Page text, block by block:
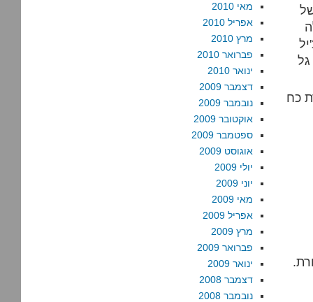
כח
מאי 2010
אפריל 2010
מרץ 2010
פברואר 2010
ינואר 2010
דצמבר 2009
נובמבר 2009
אוקטובר 2009
ספטמבר 2009
אוגוסט 2009
יולי 2009
יוני 2009
מאי 2009
אפריל 2009
מרץ 2009
פברואר 2009
ינואר 2009
דצמבר 2008
נובמבר 2008